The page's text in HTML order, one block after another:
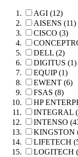
AGI (12)
AISENS (11)
CISCO (3)
DELL (2)
DIGITUS (1)
EQUIP (1)
EWENT (6)
FSAS (8)
HP
INTEGRAL
INTENSO
KINGSTON
LIFETECH
LOGITECH